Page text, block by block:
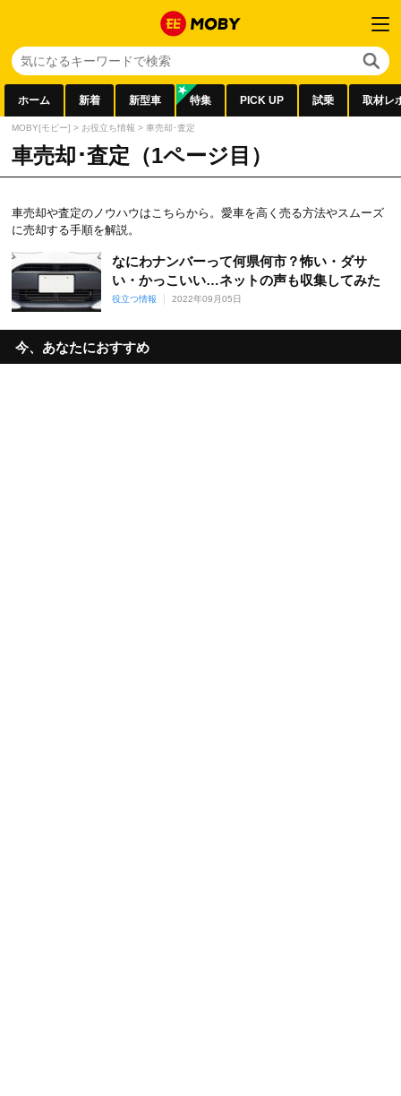
ホーム 新着 新型車 特集 PICK UP 試乗 取材レ
MOBY[モビー] > お役立ち情報 > 車売却･査定
車売却･査定（1ページ目）
車売却や査定のノウハウはこちらから。愛車を高く売る方法やスムーズ
に売却する手順を解説。
なにわナンバーって何県何市？怖い・ダサ
い・かっこいい…ネットの声も収集してみた
役立つ情報 2022年09月05日
今、あなたにおすすめ